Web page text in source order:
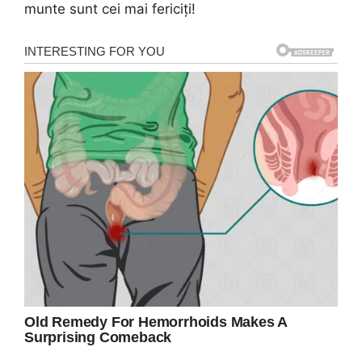
munte sunt cei mai fericiți!